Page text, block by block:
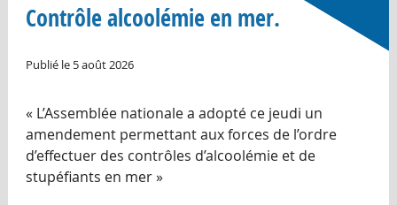
Contrôle alcoolémie en mer.
Publié le 5 août 2026
« L’Assemblée nationale a adopté ce jeudi un
amendement permettant aux forces de l’ordre
d’effectuer des contrôles d’alcoolémie et de
stupéfiants en mer »